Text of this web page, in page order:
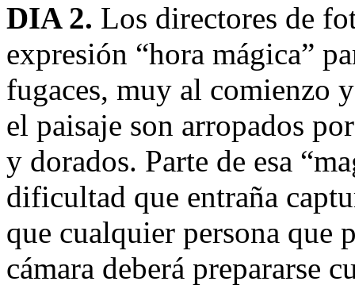
DIA 2. Los directores de
expresión “hora mágica”
fugaces, muy al comienzo
el paisaje son arropados
y dorados. Parte de esa
dificultad que entraña
que cualquier persona que
cámara deberá prepararse